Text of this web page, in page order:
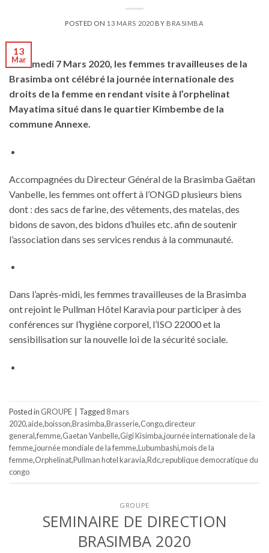
POSTED ON 13 MARS 2020 BY BRASIMBA
13
Mar
Le samedi 7 Mars 2020, les femmes travailleuses de la
Brasimba ont célébré la journée internationale des
droits de la femme en rendant visite à l’orphelinat
Mayatima situé dans le quartier Kimbembe de la
commune Annexe.
Accompagnées du Directeur Général de la Brasimba Gaëtan
Vanbelle, les femmes ont offert à l’ONGD plusieurs biens
dont : des sacs de farine, des vêtements, des matelas, des
bidons de savon, des bidons d’huiles etc. afin de soutenir
l’association dans ses services rendus à la communauté.
Dans l’après-midi, les femmes travailleuses de la Brasimba
ont rejoint le Pullman Hôtel Karavia pour participer à des
conférences sur l’hygiène corporel, l’ISO 22000 et la
sensibilisation sur la nouvelle loi de la sécurité sociale.
Posted in GROUPE Tagged 8 mars
2020,aide,boisson,Brasimba,Brasserie,Congo,directeur
general,femme,Gaetan Vanbelle,Gigi Kisimba,journée internationale de la
femme,journée mondiale de la femme,Lubumbashi,mois de la
femme,Orphelinat,Pullman hotel karavia,Rdc,republique democratique du
congo
GROUPE
SEMINAIRE DE DIRECTION
BRASIMBA 2020